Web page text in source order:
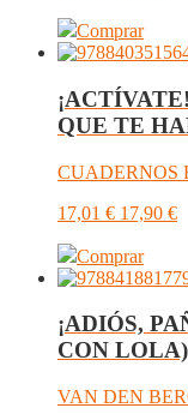
Comprar
QUE TE
CUADERNOS
17,01 € 17,90 €
Comprar
¡ADIÓS,
CON LOLA)
VAN DEN